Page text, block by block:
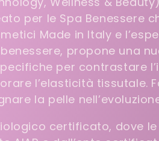
per le Spa Benessere
Made in Italy e
propone una
per contrastare
l’elasticità tissutale.
la pelle
certificato, dove